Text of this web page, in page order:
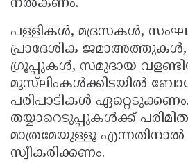
നൽകണം.
പള്ളികൾ, മദ്രസകൾ,
പ്രാദേശിക
ഗ്രൂപ്പുകൾ, സമുദായ
മുസ്‌ലിംകൾക്കിടയിൽ
പരിപാടികൾ ഏറ്റെടുക്കണം.
തയ്യാറെടുപ്പുകൾക്ക്
മാത്രമേയുള്ളൂ എന്നതിനാൽ
സ്വീകരിക്കണം.